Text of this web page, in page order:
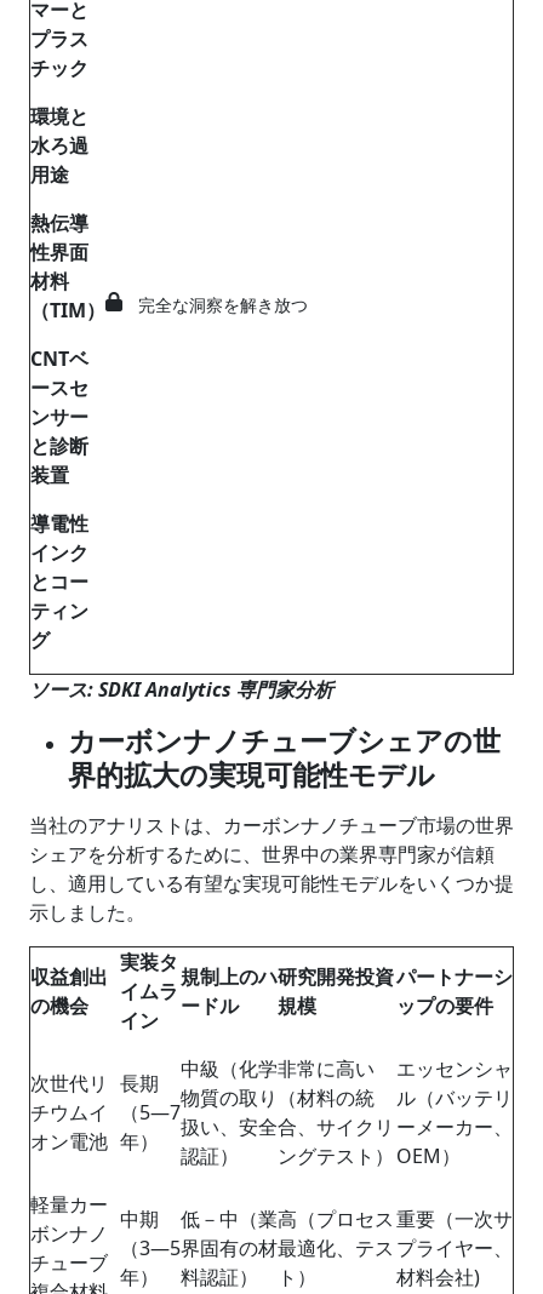
マーと
プラス
チック
完全な洞察を解き放つ
環境と
水ろ過
用途
熱伝導
性界面
材料
（TIM）
CNTベ
ースセ
ンサー
と診断
装置
導電性
インク
とコー
ティン
グ
ソース: SDKI Analytics 専門家分析
カーボンナノチューブシェアの世
界的拡大の実現可能性モデル
当社のアナリストは、カーボンナノチューブ市場の世界
シェアを分析するために、世界中の業界専門家が信頼
し、適用している有望な実現可能性モデルをいくつか提
示しました。
収益創出
の機会
実装タ
イムラ
イン
規制上のハ
ードル
研究開発投資
規模
パートナーシ
ップの要件
次世代リ
チウムイ
オン電池
長期
（5―7
年）
中級（化学
物質の取り
扱い、安全
認証）
非常に高い
（材料の統
合、サイクリ
ングテスト）
エッセンシャ
ル（バッテリ
ーメーカー、
OEM）
軽量カー
ボンナノ
チューブ
中期
（3―5
年）
低－中（業
界固有の材
料認証）
高（プロセス
最適化、テス
ト）
重要（一次サ
プライヤー、
材料会社)